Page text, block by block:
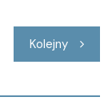
Kolejny